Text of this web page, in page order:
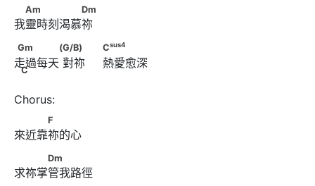
Am　　　　　Dm
Am Dm
我靈時刻渴慕祢
Gm　　　　(G/B)
Csus4 C
Gm (G/B) Csus4
C
走過每天 對祢     熱愛愈深
F
F
來近靠祢的心
Dm
Dm
求祢掌管我路徑